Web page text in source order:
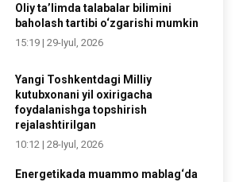
Oliy ta’limda talabalar bilimini
baholash tartibi o‘zgarishi mumkin
15:19 | 29-Iyul, 2026
Yangi Toshkentdagi Milliy
kutubxonani yil oxirigacha
foydalanishga topshirish
rejalashtirilgan
10:12 | 28-Iyul, 2026
Energetikada muammo mablag‘da